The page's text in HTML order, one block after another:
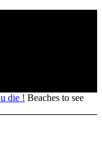
Beaches to see